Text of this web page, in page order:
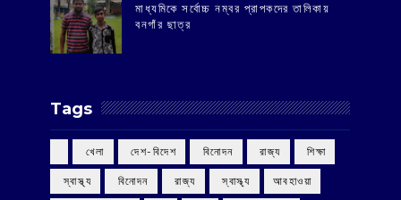
মাধ্যমিকে সর্বোচ্চ নম্বর প্রাপকদের তালিকায়
বনগাঁর ছাত্র
Tags
‌ খেলা ‌ দেশ-বিদেশ ‌ বিনোদন ‌ রাজ্য ‌ শিক্ষা
‌ স্বাস্থ্য ‌ বিনোদন ‌ রাজ্য ‌ স্বাস্থ্য আবহাওয়া